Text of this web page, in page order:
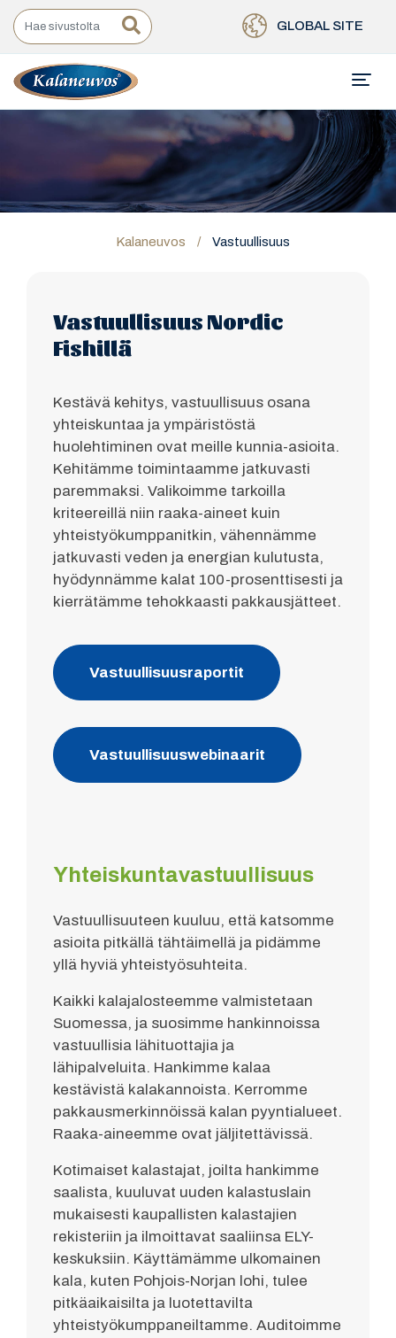
GLOBAL SITE
Kalaneuvos / Vastuullisuus
Vastuullisuus Nordic
Fishillä
Kestävä kehitys, vastuullisuus osana
yhteiskuntaa ja ympäristöstä
huolehtiminen ovat meille kunnia-asioita.
Kehitämme toimintaamme jatkuvasti
paremmaksi. Valikoimme tarkoilla
kriteereillä niin raaka-aineet kuin
yhteistyökumppanitkin, vähennämme
jatkuvasti veden ja energian kulutusta,
hyödynnämme kalat 100-prosenttisesti ja
kierrätämme tehokkaasti pakkausjätteet.
Vastuullisuusraportit
Vastuullisuuswebinaarit
Yhteiskuntavastuullisuus
Vastuullisuuteen kuuluu, että katsomme
asioita pitkällä tähtäimellä ja pidämme
yllä hyviä yhteistyösuhteita.
Kaikki kalajalosteemme valmistetaan
Suomessa, ja suosimme hankinnoissa
vastuullisia lähituottajia ja
lähipalveluita. Hankimme kalaa
kestävistä kalakannoista. Kerromme
pakkausmerkinnöissä kalan pyyntialueet.
Raaka-aineemme ovat jäljitettävissä.
Kotimaiset kalastajat, joilta hankimme
saalista, kuuluvat uuden kalastuslain
mukaisesti kaupallisten kalastajien
rekisteriin ja ilmoittavat saaliinsa ELY-
keskuksiin. Käyttämämme ulkomainen
kala, kuten Pohjois-Norjan lohi, tulee
pitkäaikaisilta ja luotettavilta
yhteistyökumppaneiltamme. Auditoimme